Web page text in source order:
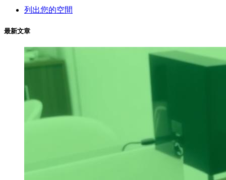
列出您的空間
最新文章